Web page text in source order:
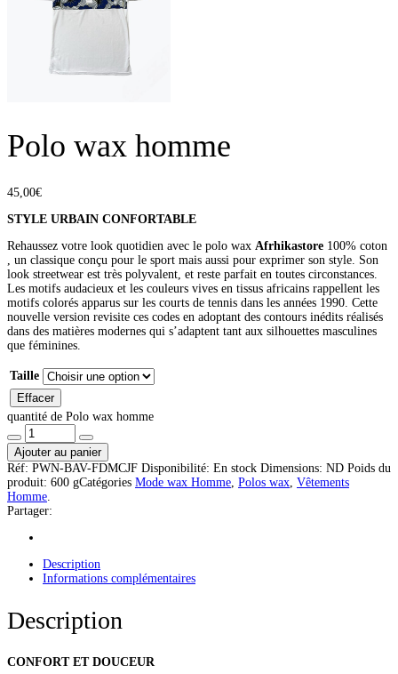
Polo wax homme
45,00€
STYLE URBAIN CONFORTABLE
Rehaussez votre look quotidien avec le polo wax Afrhikastore 100% coton
, un classique conçu pour le sport mais aussi pour exprimer son style. Son
look streetwear est très polyvalent, et reste parfait en toutes circonstances.
Les motifs audacieux et les couleurs vives en tissus africains rappellent les
motifs colorés apparus sur les courts de tennis dans les années 1990. Cette
nouvelle version revisite ces codes en adoptant des contours inédits réalisés
dans des matières modernes qui s’adaptent tant aux silhouettes masculines
que féminines.
Taille
Effacer
quantité de Polo wax homme
Ajouter au panier
Réf: PWN-BAV-FDMCJF Disponibilité: En stock Dimensions: ND Poids du
produit: 600 gCatégories Mode wax Homme Polos wax Vêtements
Homme
Partager:
Description
Informations complémentaires
Description
CONFORT ET DOUCEUR